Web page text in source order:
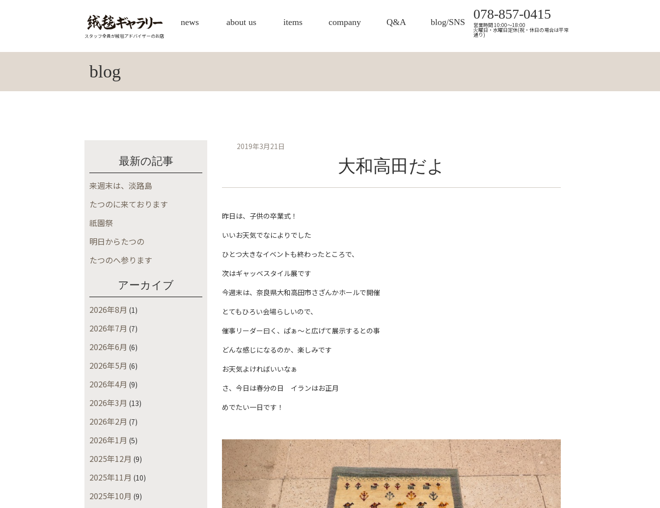
スタッフ全員が絨毯アドバイザーのお店
news about us items company Q&A blog/SNS
078-857-0415
営業時間 10:00～18:00
火曜日・水曜日定休(祝・休日の場合は平常
通り)
blog
最新の記事
来週末は、淡路島
たつのに来ております
祇園祭
明日からたつの
たつのへ参ります
アーカイブ
2026年8月 (1)
2026年7月 (7)
2026年6月 (6)
2026年5月 (6)
2026年4月 (9)
2026年3月 (13)
2026年2月 (7)
2026年1月 (5)
2025年12月 (9)
2025年11月 (10)
2025年10月 (9)
2019年3月21日
大和高田だよ
昨日は、子供の卒業式！
いいお天気でなによりでした
ひとつ大きなイベントも終わったところで、
次はギャッベスタイル展です
今週末は、奈良県大和高田市さざんかホールで開催
とてもひろい会場らしいので、
催事リーダー曰く、ぱぁ～と広げて展示するとの事
どんな感じになるのか、楽しみです
お天気よければいいなぁ
さ、今日は春分の日 イランはお正月
めでたい一日です！